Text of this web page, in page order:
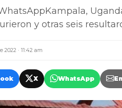
y otras seis
2022 · 11:42 am
X WhatsApp